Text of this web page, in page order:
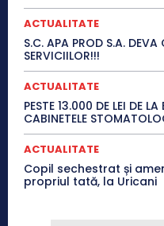
ACTUALITATE
S.C. APA PROD S.A.
SERVICIILOR!!!
ACTUALITATE
PESTE 13.000 DE LEI DE
CABINETELE
ACTUALITATE
Copil sechestrat și
propriul tată, la Uricani